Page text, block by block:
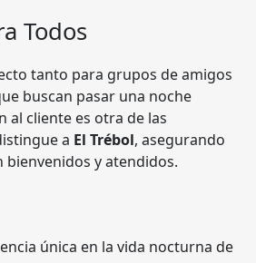
Todos
tanto para grupos de amigos
buscan pasar una noche
al cliente es otra de las
a El Trébol, asegurando
bienvenidos y atendidos.
única en la vida nocturna de